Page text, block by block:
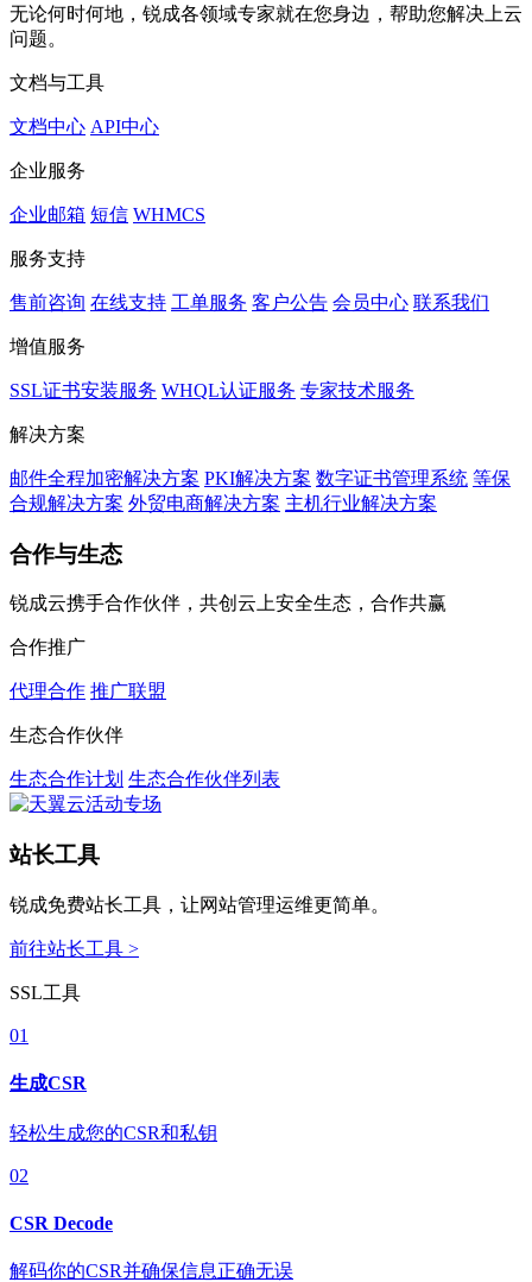
无论何时何地，锐成各领域专家就在您身边，帮助您解决上云
问题。
文档与工具
文档中心 API中心
企业服务
企业邮箱 短信 WHMCS
服务支持
售前咨询 在线支持 工单服务 客户公告 会员中心 联系我们
增值服务
SSL证书安装服务 WHQL认证服务 专家技术服务
解决方案
邮件全程加密解决方案 PKI解决方案 数字证书管理系统 等保
合规解决方案 外贸电商解决方案 主机行业解决方案
合作与生态
锐成云携手合作伙伴，共创云上安全生态，合作共赢
合作推广
代理合作 推广联盟
生态合作伙伴
生态合作计划 生态合作伙伴列表
站长工具
锐成免费站长工具，让网站管理运维更简单。
前往站长工具 >
SSL工具
01
生成CSR
轻松生成您的CSR和私钥
02
CSR Decode
解码你的CSR并确保信息正确无误